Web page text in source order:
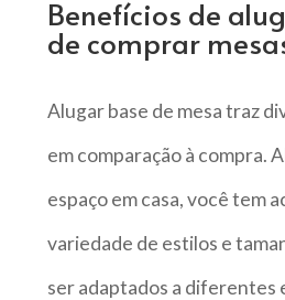
Benefícios de
de comprar
Alugar base de mesa traz
em comparação à compra.
espaço em casa, você tem
variedade de estilos e
ser adaptados a diferentes